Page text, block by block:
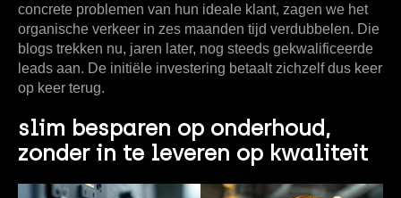
concrete problemen van hun ideale klant, zagen we het
organische verkeer in zes maanden tijd verdubbelen. Die
blogs trekken nu, jaren later, nog steeds gekwalificeerde
leads aan. De initiële investering betaalt zichzelf dus keer
op keer terug.
slim besparen op onderhoud,
zonder in te leveren op kwaliteit